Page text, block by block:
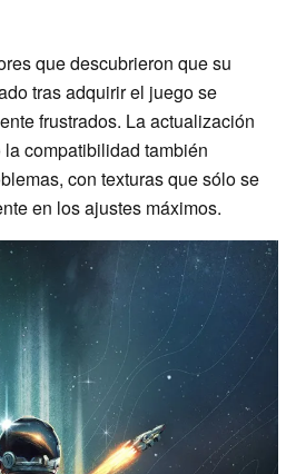
que descubrieron que su
tras adquirir el juego se
frustrados. La actualización
compatibilidad también
con texturas que sólo se
en los ajustes máximos.